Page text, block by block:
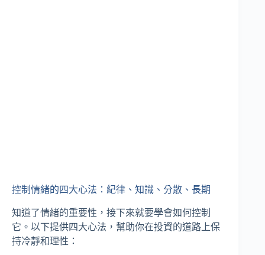
控制情緒的四大心法：紀律、知識、分散、長期
知道了情緒的重要性，接下來就要學會如何控制
它。以下提供四大心法，幫助你在投資的道路上保
持冷靜和理性：